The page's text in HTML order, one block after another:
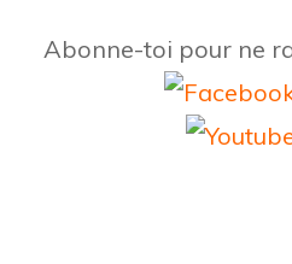
Abonne-toi pour ne